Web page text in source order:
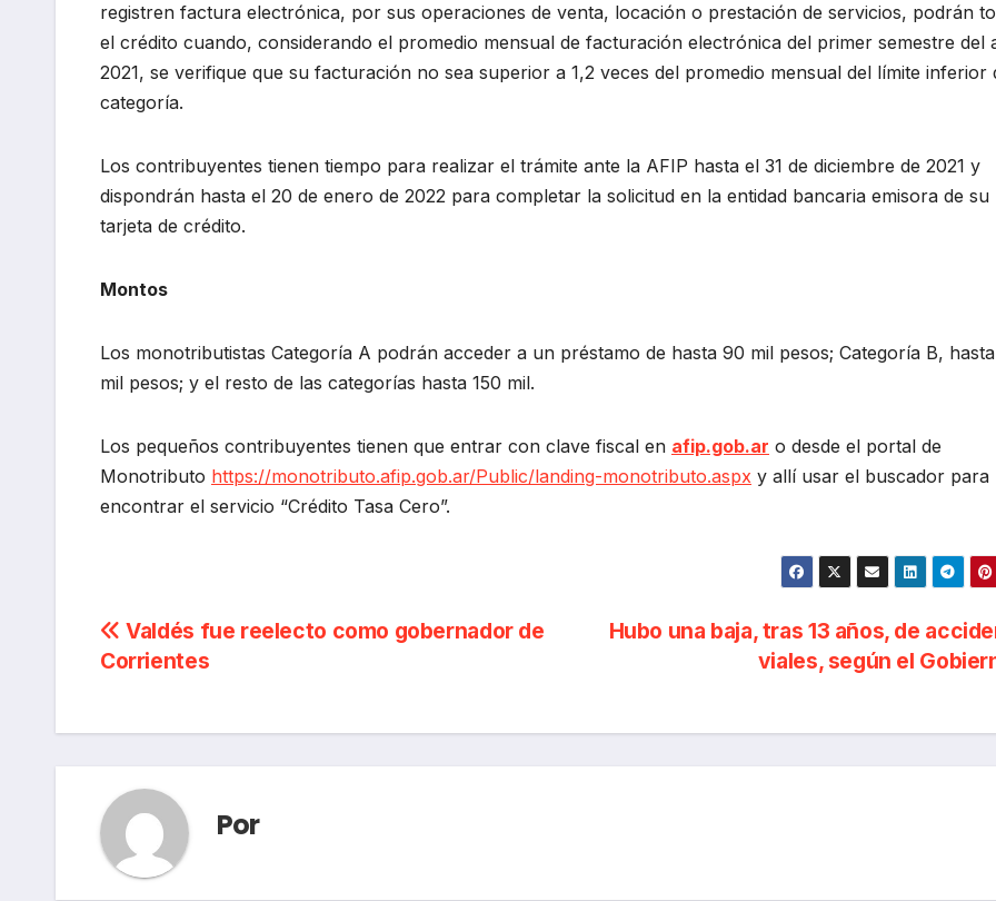
registren factura electrónica, por sus operaciones de venta, locación o prestación de servicios, podrán
el crédito cuando, considerando el promedio mensual de facturación electrónica del primer semestre del
2021, se verifique que su facturación no sea superior a 1,2 veces del promedio mensual del límite inferior
categoría.
Los contribuyentes tienen tiempo para realizar el trámite ante la AFIP hasta el 31 de diciembre de 2021 y
dispondrán hasta el 20 de enero de 2022 para completar la solicitud en la entidad bancaria emisora de su
tarjeta de crédito.
Montos
Los monotributistas Categoría A podrán acceder a un préstamo de hasta 90 mil pesos; Categoría B,
mil pesos; y el resto de las categorías hasta 150 mil.
Los pequeños contribuyentes tienen que entrar con clave fiscal en afip.gob.ar o desde el portal de
Monotributo https://monotributo.afip.gob.ar/Public/landing-monotributo.aspx y allí usar el buscador para
encontrar el servicio “Crédito Tasa Cero”.
Navegación
de
entradas
Hubo una baja, tras 13 años, de
viales, según el
Valdés fue reelecto como gobernador de
Corrientes
Por